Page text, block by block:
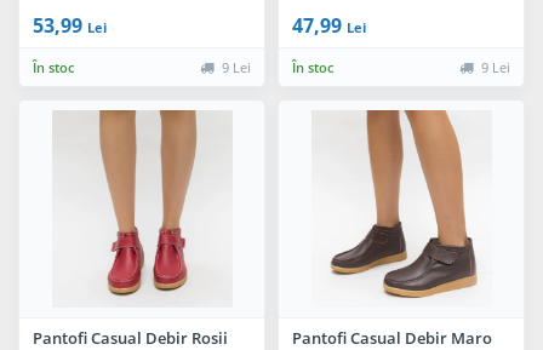
53,99 Lei
În stoc 9 Lei
47,99 Lei
În stoc 9 Lei
Pantofi Casual Debir Rosii Pantofi Casual Debir Maro